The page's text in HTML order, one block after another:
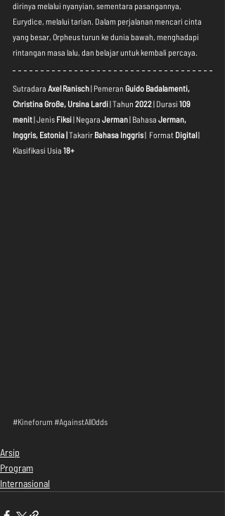
dirinya melalui nyanyian, sementara pasangannya,
Eurydice, melalui tarian. Dalam perjalanan mencari cinta
yang besar, Orpheus turun ke dunia bawah, menghadapi
rintangan masa lalu, dan belajar untuk kembali percaya.
Sutradara Axel Ranisch | Pemeran Guido Badalamenti,
Christina Große, Ursina Lardi | Tahun 2022 | Durasi 109
menit | Jenis Fiksi | Negara Jerman | Bahasa Jerman,
Inggris, Estonia | Takarir Bahasa Inggris |  Format Digital |
Klasifikasi Usia 18+
#Kineforum #AgainstAllOdds
Arsip
Program
Internasional